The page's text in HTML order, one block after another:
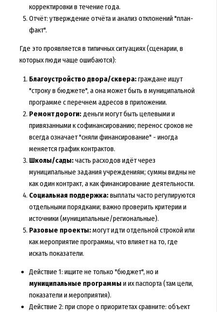
корректировки в течение года.
Отчёт: утверждение отчёта и анализ отклонений "план-
факт".
Где это проявляется в типичных ситуациях (сценарии, в
которых люди чаще ошибаются):
Благоустройство двора/сквера:граждане ищут
"строку в бюджете", а она может быть в муниципальной
программе с перечнем адресов в приложении.
Ремонт дороги:деньги могут быть целевыми и
привязанными к софинансированию; перенос сроков не
всегда означает "сняли финансирование" - иногда
меняется график контрактов.
Школы/сады:часть расходов идёт через
муниципальные задания учреждениям; суммы видны не
как один контракт, а как финансирование деятельности.
Социальная поддержка:выплаты часто регулируются
отдельными порядками; важно проверить критерии и
источники (муниципальные/региональные).
Разовые проекты:могут идти отдельной строкой или
как мероприятие программы, что влияет на то, где
искать показатели.
Действие 1: ищите не только "бюджет", но и
муниципальные программы и их паспорта (там цели,
показатели и мероприятия).
Действие 2: при споре о приоритетах сравните: объект